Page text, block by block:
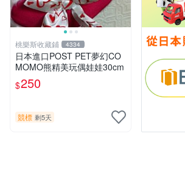
桃樂斯收藏鋪 4334
日本進口POST PET夢幻CO
MOMO熊精美玩偶娃娃30cm
$250
競標 剩5天